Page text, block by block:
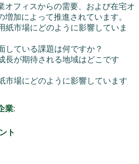
オフィスからの需要、および在宅オ
加によって推進されています。
紙市場にどのように影響していま
している課題は何ですか？
長が期待される地域はどこです
市場にどのように影響しています
業:
ト